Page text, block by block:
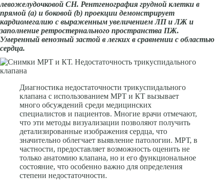
левожелудочковой СН. Рентгенография грудной клетки в
прямой (а) и боковой (b) проекции демонстрирует
кардиомегалию с выраженным увеличением ЛП и ЛЖ и
заполнение ретростернального пространства ПЖ.
Умеренный венозный застой в легких в сравнении с областью
сердца.
Диагностика недостаточности трикуспидального
клапана с использованием МРТ и КТ вызывает
много обсуждений среди медицинских
специалистов и пациентов. Многие врачи отмечают,
что эти методы визуализации позволяют получить
детализированные изображения сердца, что
значительно облегчает выявление патологии. МРТ, в
частности, предоставляет возможность оценить не
только анатомию клапана, но и его функциональное
состояние, что особенно важно для определения
степени недостаточности.